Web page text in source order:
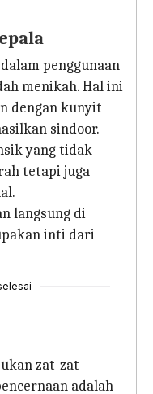
penggunaan
menikah. Hal ini
dengan kunyit
sindoor.
yang tidak
tetapi juga
langsung di
inti dari
zat-zat
adalah